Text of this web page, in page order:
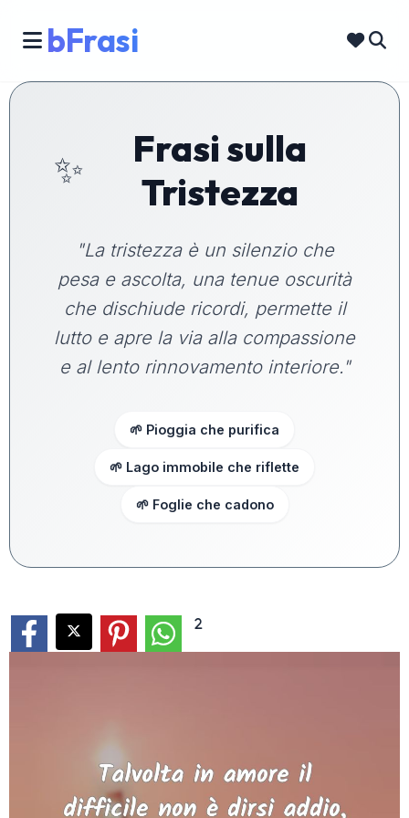
bFrasi
✨
Frasi sulla
Tristezza
"La tristezza è un silenzio che
pesa e ascolta, una tenue oscurità
che dischiude ricordi, permette il
lutto e apre la via alla compassione
e al lento rinnovamento interiore."
🌱 Pioggia che purifica
🌱 Lago immobile che riflette
🌱 Foglie che cadono
2